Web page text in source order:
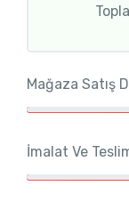
Mağaza Satış
İmalat Ve